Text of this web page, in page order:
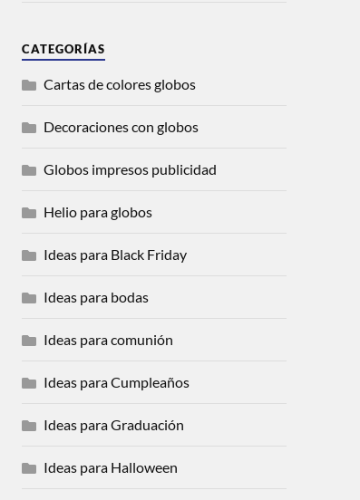
CATEGORÍAS
Cartas de colores globos
Decoraciones con globos
Globos impresos publicidad
Helio para globos
Ideas para Black Friday
Ideas para bodas
Ideas para comunión
Ideas para Cumpleaños
Ideas para Graduación
Ideas para Halloween